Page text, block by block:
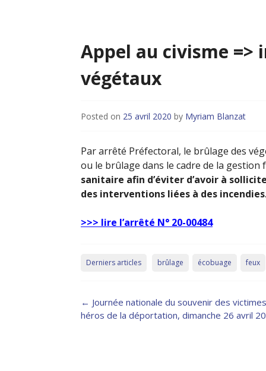
Appel au civisme
végétaux
Posted on 25 avril 2020 by Myriam Blanzat
Par arrêté Préfectoral, le brûlage des
ou le brûlage dans le cadre de la
sanitaire afin d’éviter d’avoir à
des interventions liées à des incendies.
>>> lire l’arrêté N° 20-00484
Derniers articles brûlage écobuage feux
Post
navigation
← Journée nationale du souvenir des
héros de la déportation, dimanche 26 avril